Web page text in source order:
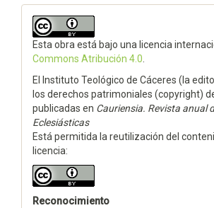
Esta obra está bajo una licencia
Commons Atribución 4.0
El Instituto Teológico de Cáceres (la
los derechos patrimoniales (copyright)
publicadas en Cauriensia. Revista anual
Eclesiásticas
Está permitida la reutilización del
licencia:
Reconocimiento